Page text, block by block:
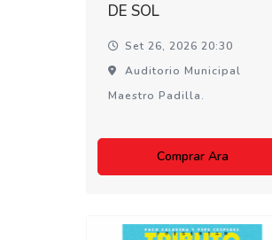
DE SOL
Set 26, 2026 20:30
Auditorio Municipal
Maestro Padilla.
Comprar Ara